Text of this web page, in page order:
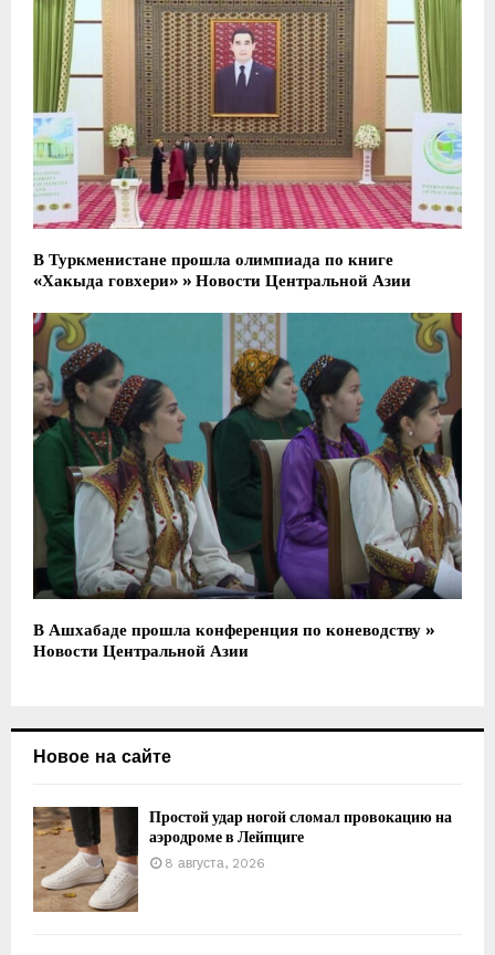
В Туркменистане прошла олимпиада по книге
«Хакыда говхери» » Новости Центральной Азии
В Ашхабаде прошла конференция по коневодству »
Новости Центральной Азии
Новое на сайте
Простой удар ногой сломал провокацию на
аэродроме в Лейпциге
8 августа, 2026